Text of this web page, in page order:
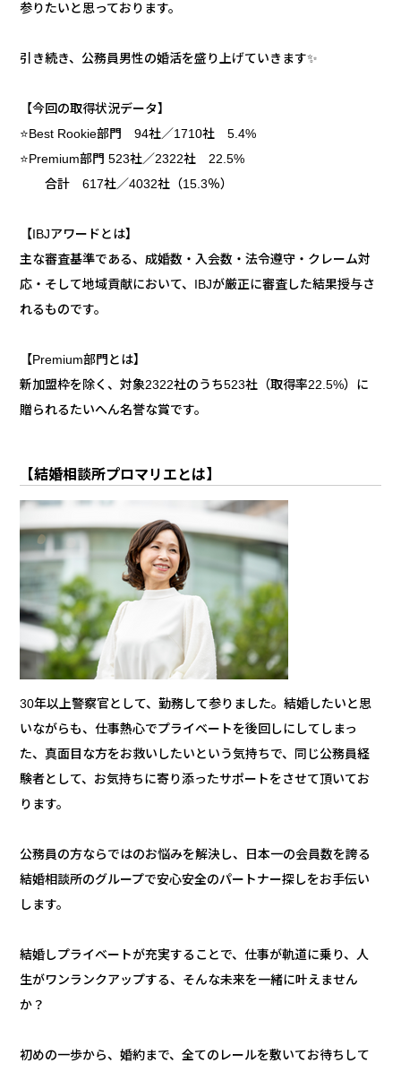
参りたいと思っております。
引き続き、公務員男性の婚活を盛り上げていきます✨
【今回の取得状況データ】
⭐️Best Rookie部門 94社／1710社 5.4%
⭐️Premium部門 523社／2322社 22.5%
合計 617社／4032社（15.3％）
【IBJアワードとは】
主な審査基準である、成婚数・入会数・法令遵守・クレーム対
応・そして地域貢献において、IBJが厳正に審査した結果授与さ
れるものです。
【Premium部門とは】
新加盟枠を除く、対象2322社のうち523社（取得率22.5%）に
贈られるたいへん名誉な賞です。
【結婚相談所プロマリエとは】
30年以上警察官として、勤務して参りました。結婚したいと思
いながらも、仕事熱心でプライベートを後回しにしてしまっ
た、真面目な方をお救いしたいという気持ちで、同じ公務員経
験者として、お気持ちに寄り添ったサポートをさせて頂いてお
ります。
公務員の方ならではのお悩みを解決し、日本一の会員数を誇る
結婚相談所のグループで安心安全のパートナー探しをお手伝い
します。
結婚しプライベートが充実することで、仕事が軌道に乗り、人
生がワンランクアップする、そんな未来を一緒に叶えません
か？
初めの一歩から、婚約まで、全てのレールを敷いてお待ちして